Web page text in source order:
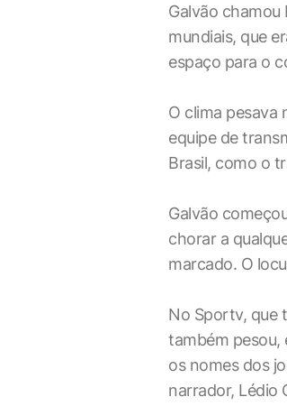
Galvão
mundiais, que
espaço para o
O clima pesava
equipe de
Brasil, como o
Galvão
chorar a
marcado. O
No Sportv, que
também pesou,
os nomes dos
narrador, Lédio